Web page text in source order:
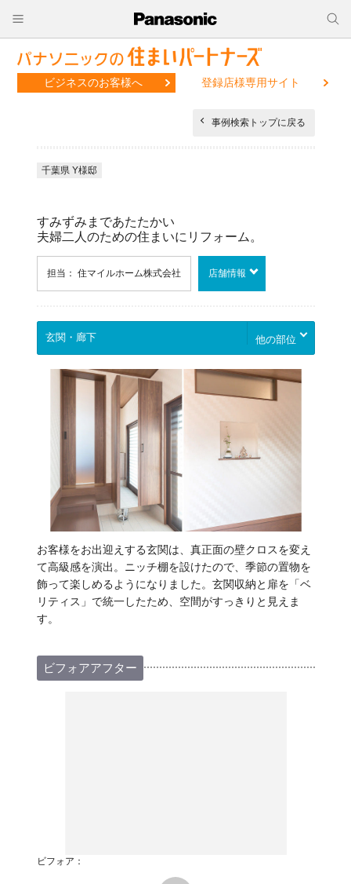
ビジネスのお客様へ 登録店様専用サイト
事例検索トップに戻る
千葉県 Y様邸
すみずみまであたたかい
夫婦二人のための住まいにリフォーム。
担当： 住マイルホーム株式会社 店舗情報
他の部位
お客様をお出迎えする玄関は、真正面の壁クロスを変え
て高級感を演出。ニッチ棚を設けたので、季節の置物を
飾って楽しめるようになりました。玄関収納と扉を「ベ
リティス」で統一したため、空間がすっきりと見えま
す。
ビフォアアフター
ビフォア：